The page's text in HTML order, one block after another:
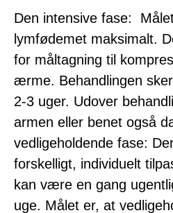
Den intensive fase:
lymfødemet maksimalt.
for måltagning til
ærme. Behandlingen
2-3 uger. Udover
armen eller benet også
vedligeholdende fase:
forskelligt, individuelt
kan være en gang
uge. Målet er, at